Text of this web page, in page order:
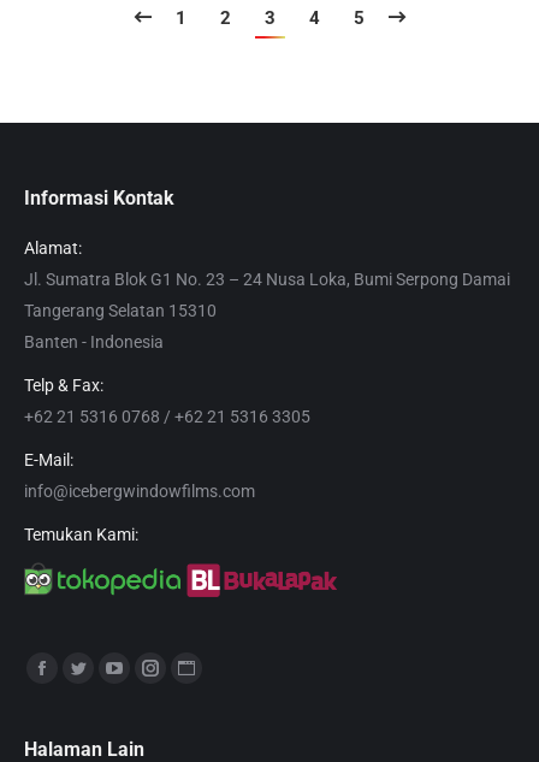
1 2 3 4 5
Informasi Kontak
Alamat:
Jl. Sumatra Blok G1 No. 23 – 24 Nusa Loka, Bumi Serpong Damai
Tangerang Selatan 15310
Banten - Indonesia
Telp & Fax:
+62 21 5316 0768 / +62 21 5316 3305
E-Mail:
info@icebergwindowfilms.com
Temukan Kami:
Find us on:
opensopens
YouTube
opens
Instagram
Halaman Lain